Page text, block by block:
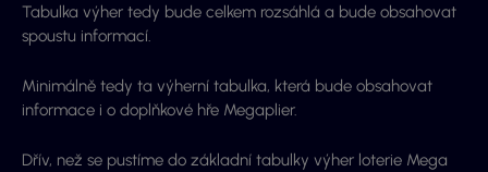
Tabulka výher tedy bude celkem rozsáhlá a bude obsahovat
spoustu informací.
Minimálně tedy ta výherní tabulka, která bude obsahovat
informace i o doplňkové hře Megaplier.
Dřív, než se pustíme do základní tabulky výher loterie Mega